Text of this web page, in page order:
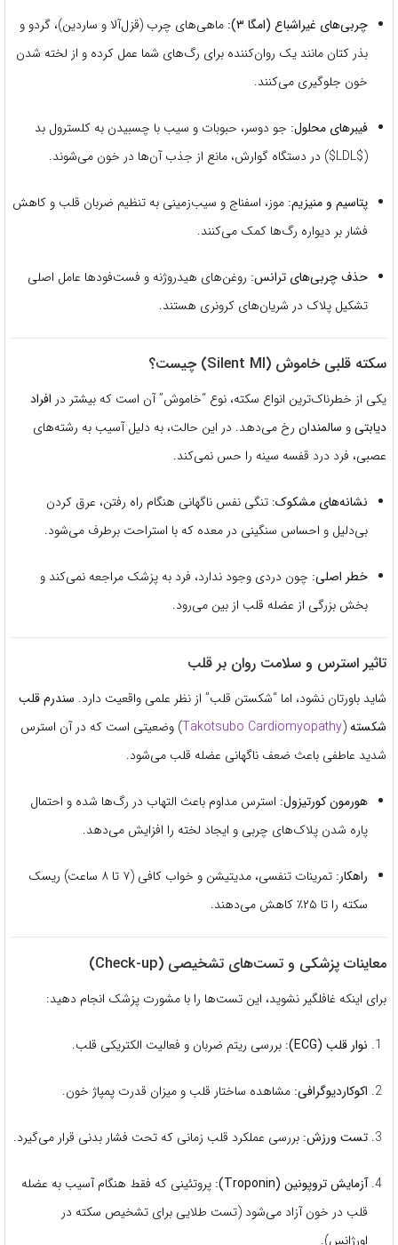
چربی‌های غیراشباع (امگا ۳):
ماهی‌های چرب (قزل‌آلا و ساردین)، گردو و
بذر کتان مانند یک روان‌کننده برای رگ‌های شما عمل کرده و از لخته شدن
خون جلوگیری می‌کنند.
فیبرهای محلول: جو دوسر، حبوبات و سیب با چسبیدن به کلسترول بد
(
$LDL$ ) در دستگاه گوارش، مانع از جذب آن‌ها در خون می‌شوند.
پتاسیم و منیزیم: موز، اسفناج و سیب‌زمینی به تنظیم ضربان قلب و کاهش
فشار بر دیواره رگ‌ها کمک می‌کنند.
حذف چربی‌های ترانس: روغن‌های هیدروژنه و فست‌فودها عامل اصلی
تشکیل پلاک در شریان‌های کرونری هستند.
سکته قلبی خاموش (Silent MI) چیست؟
یکی از خطرناک‌ترین انواع سکته، نوع “خاموش” آن است که بیشتر در افراد
دیابتیو سالمندان رخ می‌دهد. در این حالت، به دلیل آسیب به رشته‌های
عصبی، فرد درد قفسه سینه را حس نمی‌کند.
نشانه‌های مشکوک: تنگی نفس ناگهانی هنگام راه رفتن، عرق کردن
بی‌دلیل و احساس سنگینی در معده که با استراحت برطرف می‌شود.
خطر اصلی: چون دردی وجود ندارد، فرد به پزشک مراجعه نمی‌کند و
بخش بزرگی از عضله قلب از بین می‌رود.
تاثیر استرس و سلامت روان بر قلب
شاید باورتان نشود، اما “شکستن قلب” از نظر علمی واقعیت دارد. سندرم قلب
شکسته(
Takotsubo Cardiomyopathy) وضعیتی است که در آن استرس
شدید عاطفی باعث ضعف ناگهانی عضله قلب می‌شود.
هورمون کورتیزول: استرس مداوم باعث التهاب در رگ‌ها شده و احتمال
پاره شدن پلاک‌های چربی و ایجاد لخته را افزایش می‌دهد.
راهکار:
تمرینات تنفسی، مدیتیشن و خواب کافی (۷ تا ۸ ساعت) ریسک
سکته را تا ۲۵٪ کاهش می‌دهند.
معاینات پزشکی و تست‌های تشخیصی (Check-up)
برای اینکه غافلگیر نشوید، این تست‌ها را با مشورت پزشک انجام دهید:
نوار قلب (ECG): بررسی ریتم ضربان و فعالیت الکتریکی قلب.
اکوکاردیوگرافی: مشاهده ساختار قلب و میزان قدرت پمپاژ خون.
تست ورزش: بررسی عملکرد قلب زمانی که تحت فشار بدنی قرار می‌گیرد.
آزمایش تروپونین (Troponin):
پروتئینی که فقط هنگام آسیب به عضله
قلب در خون آزاد می‌شود (تست طلایی برای تشخیص سکته در
اورژانس).